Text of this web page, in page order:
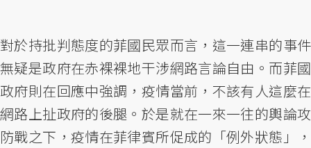
對於持批判態度的菲國民眾而言，這一連串的事件
無疑是政府在赤裸裸地干涉網路言論自由。而菲國
政府則在回應中強調，疫情當前，不該有人這麼在
網路上扯政府的後腿。於是就在一來一往的輿論攻
防戰之下，疫情在菲律賓所促成的「例外狀態」，